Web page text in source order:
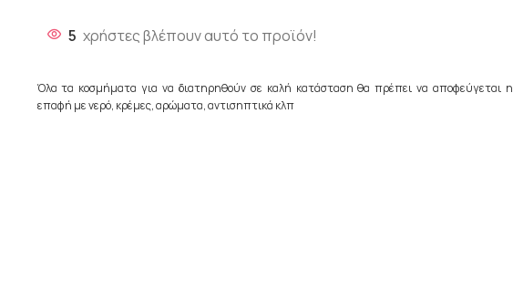
5 χρήστες βλέπουν αυτό το προϊόν!
Όλα τα κοσμήματα για να διατηρηθούν σε καλή κατάσταση θα πρέπει να αποφεύγεται η
επαφή με νερό, κρέμες, αρώματα, αντισηπτικά κλπ